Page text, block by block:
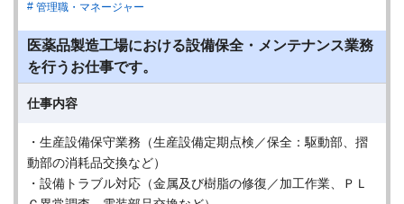
管理職・マネージャー
医薬品製造工場における設備保全・メンテナンス業務
を行うお仕事です。
仕事内容
・生産設備保守業務（生産設備定期点検／保全：駆動部、摺
動部の消耗品交換など）
・設備トラブル対応（金属及び樹脂の修復／加工作業、ＰＬ